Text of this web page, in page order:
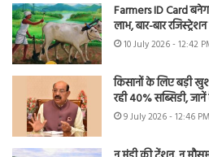
Farmers ID Card
लाभ, बार-बार
10 July 2026 - 12:42
किसानों के लिए बड़ी
रही 40% सब्सिडी,
9 July 2026 - 12:46 PM